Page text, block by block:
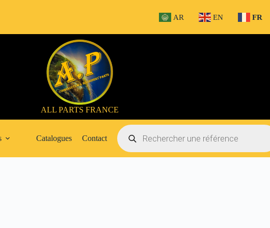
AR EN FR
ALL PARTS FRANCE
Catalogues Contact
Recherche
de
produits